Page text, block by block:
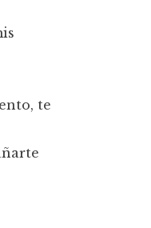
te